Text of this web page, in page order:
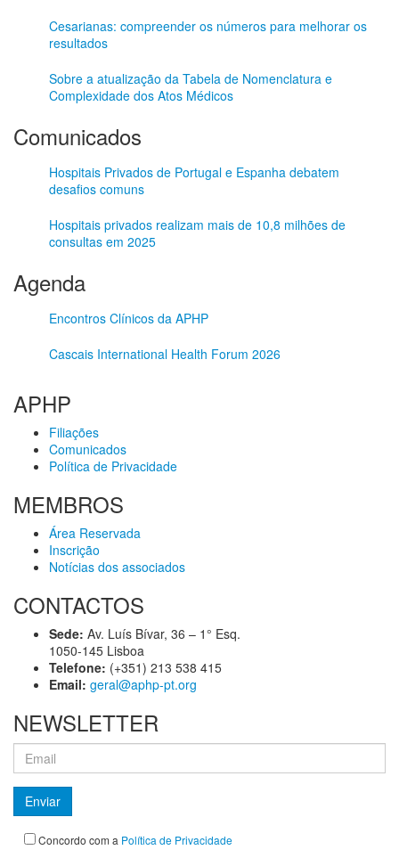
Cesarianas: compreender os números para melhorar os
resultados
Sobre a atualização da Tabela de Nomenclatura e
Complexidade dos Atos Médicos
Comunicados
Hospitais Privados de Portugal e Espanha debatem
desafios comuns
Hospitais privados realizam mais de 10,8 milhões de
consultas em 2025
Agenda
Encontros Clínicos da APHP
Cascais International Health Forum 2026
APHP
Filiações
Comunicados
Política de Privacidade
MEMBROS
Área Reservada
Inscrição
Notícias dos associados
CONTACTOS
Sede: Av. Luís Bívar, 36 – 1° Esq.
1050-145 Lisboa
Telefone: (+351) 213 538 415
Email: geral@aphp-pt.org
NEWSLETTER
Concordo com a Política de Privacidade